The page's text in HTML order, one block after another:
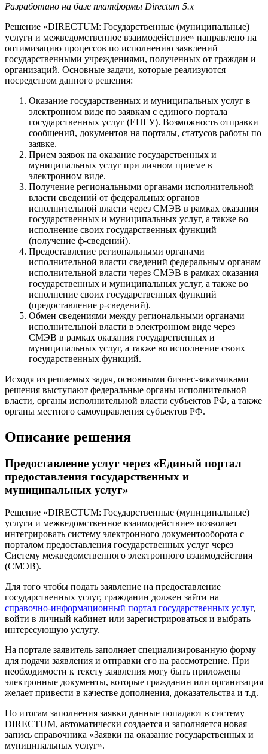
Разработано на базе платформы Directum 5.x
Решение «DIRECTUM: Государственные (муниципальные)
услуги и межведомственное взаимодействие» направлено на
оптимизацию процессов по исполнению заявлений
государственными учреждениями, полученных от граждан и
организаций. Основные задачи, которые реализуются
посредством данного решения:
Оказание государственных и муниципальных услуг в
электронном виде по заявкам с единого портала
государственных услуг (ЕПГУ). Возможность отправки
сообщений, документов на порталы, статусов работы по
заявке.
Прием заявок на оказание государственных и
муниципальных услуг при личном приеме в
электронном виде.
Получение региональными органами исполнительной
власти сведений от федеральных органов
исполнительной власти через СМЭВ в рамках оказания
государственных и муниципальных услуг, а также во
исполнение своих государственных функций
(получение ф-сведений).
Предоставление региональными органами
исполнительной власти сведений федеральным органам
исполнительной власти через СМЭВ в рамках оказания
государственных и муниципальных услуг, а также во
исполнение своих государственных функций
(предоставление р-сведений).
Обмен сведениями между региональными органами
исполнительной власти в электронном виде через
СМЭВ в рамках оказания государственных и
муниципальных услуг, а также во исполнение своих
государственных функций.
Исходя из решаемых задач, основными бизнес-заказчиками
решения выступают федеральные органы исполнительной
власти, органы исполнительной власти субъектов РФ, а также
органы местного самоуправления субъектов РФ.
Описание решения
Предоставление услуг через «Единый портал
предоставления государственных и
муниципальных услуг»
Решение «DIRECTUM: Государственные (муниципальные)
услуги и межведомственное взаимодействие» позволяет
интегрировать систему электронного документооборота с
порталом предоставления государственных услуг через
Систему межведомственного электронного взаимодействия
(СМЭВ).
Для того чтобы подать заявление на предоставление
государственных услуг, гражданин должен зайти на
справочно-информационный портал государственных услуг,
войти в личный кабинет или зарегистрироваться и выбрать
интересующую услугу.
На портале заявитель заполняет специализированную форму
для подачи заявления и отправки его на рассмотрение. При
необходимости к тексту заявления могу быть приложены
электронные документы, которые гражданин или организация
желает привести в качестве дополнения, доказательства и т.д.
По итогам заполнения заявки данные попадают в систему
DIRECTUM, автоматически создается и заполняется новая
запись справочника «Заявки на оказание государственных и
муниципальных услуг».